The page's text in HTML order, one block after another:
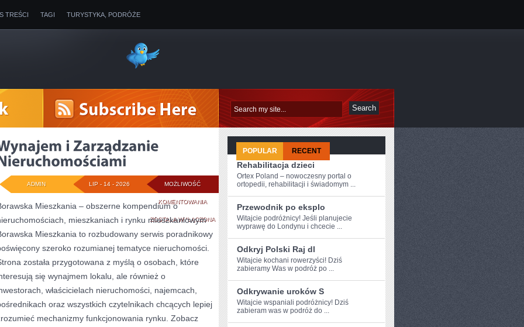
TREŚCI TAGI TURYSTYKA, PODRÓŻE
MOŻLIWOŚĆ
KOMENTOWANIAWYNAJEM
I
ZARZĄDZANIE
NIERUCHOMOŚCIAMI
ZOSTAŁA WYŁĄCZONA
LIP - 14 - 2026
ADMIN
Mieszkania – obszerne kompendium o
mieszkaniach i rynku mieszkaniowym
Mieszkania to rozbudowany serwis poradnikowy
szeroko rozumianej tematyce nieruchomości.
została przygotowana z myślą o osobach, które
się wynajmem lokalu, ale również o
właścicielach nieruchomości, najemcach,
oraz wszystkich czytelnikach chcących lepiej
mechanizmy funkcjonowania rynku. Zobacz
POPULAR RECENT
Rehabilitacja dzieci
Ortex Poland – nowoczesny portal o
ortopedii, rehabilitacji i świadomym ...
Przewodnik po eksplo
Witajcie ⁤podróżnicy! Jeśli ‍planujecie
wyprawę do Londynu i chcecie ...
Odkryj Polski Raj dl
Witajcie kochani rowerzyści! Dziś
zabieramy Was w podróż po ...
Odkrywanie uroków S
Witajcie ⁢wspaniali podróżnicy! Dziś⁢
zabieram was w‌ podróż ⁣do ...